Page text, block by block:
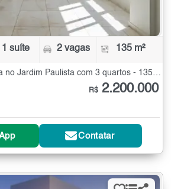
1 suíte 2 vagas 135 m²
R$ 2.200.000
Contatar